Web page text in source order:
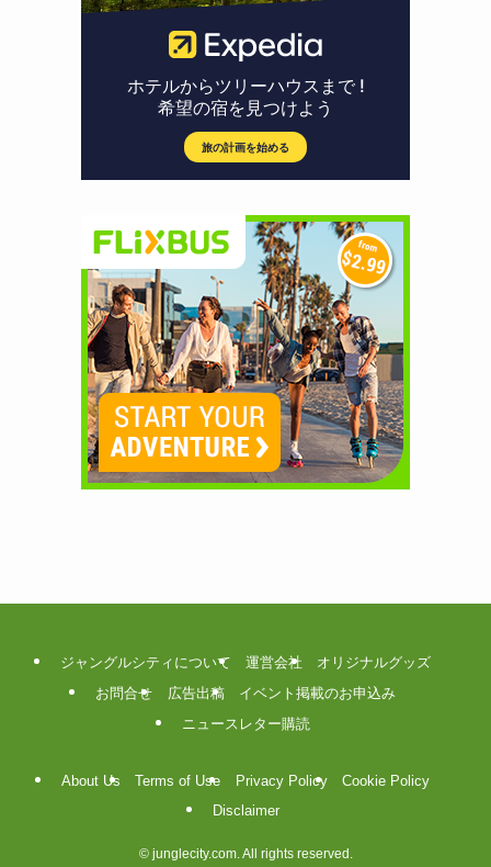
ジャングルシティについて 運営会社
オリジナルグッズ
お問合せ
広告出稿
イベント掲載のお申込み
ニュースレター購読
About Us Terms of Use Privacy Policy
Cookie Policy
Disclaimer
©junglecity.com. All rights reserved.